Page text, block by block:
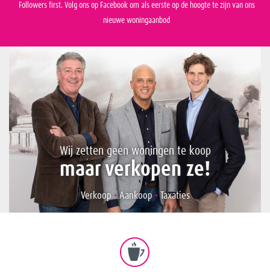
Followers first. Volg ons op Facebook om als eerste op de hoogte te zijn van ons
nieuwe woningaanbod
Wij zetten geen woningen te koop
maar verkopen ze!
Verkoop •Aankoop •Taxaties